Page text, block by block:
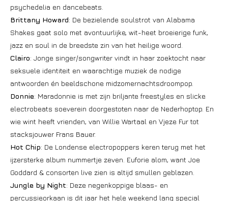
psychedelia en dancebeats.
Brittany Howard: De bezielende soulstrot van Alabama
Shakes gaat solo met avontuurlijke, wit-heet broeierige funk,
jazz en soul in de breedste zin van het heilige woord.
Clairo: Jonge singer/songwriter vindt in haar zoektocht naar
seksuele identiteit en waarachtige muziek de nodige
antwoorden én beeldschone midzomernachtsdroompop.
Donnie: Maradonnie is met zijn briljante freestyles en slicke
electrobeats soeverein doorgestoten naar de Nederhoptop. En
wie wint heeft vrienden, van Willie Wartaal en Vjeze Fur tot
stacksjouwer Frans Bauer.
Hot Chip: De Londense electropoppers keren terug met het
ijzersterke album nummertje zeven. Euforie alom, want Joe
Goddard & consorten live zien is altijd smullen geblazen.
Jungle by Night: Deze negenkoppige blaas- en
percussieorkaan is dit jaar het hele weekend lang special